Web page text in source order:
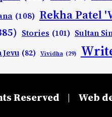
(108) Rekha Patel
Stories (101) Sultan
Jevu (82) Vividha (29)
Reserved | Web